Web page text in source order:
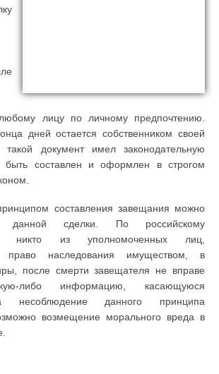
лицу по личному предпочтению.
дней остается собственником своей
такой документ имел законодательную
составлен и оформлен в строгом
составления завещания можно
данной сделки. По российскому
никто из уполномоченных лиц,
право наследования имуществом, в
после смерти завещателя не вправе
либо информацию, касающуюся
несоблюдение данного принципа
возмещение морального вреда в